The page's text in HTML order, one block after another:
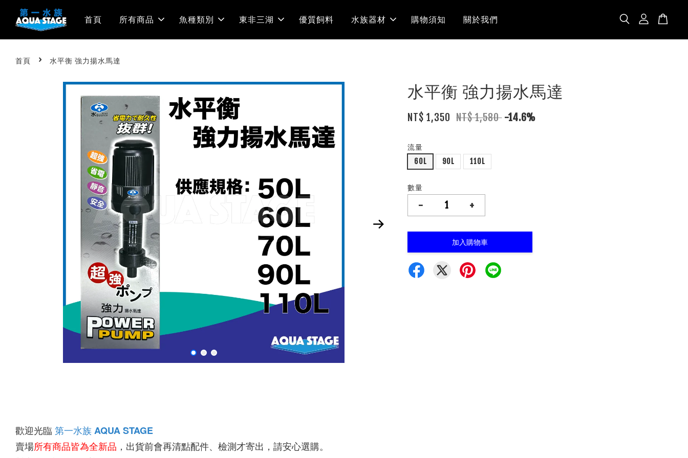
首頁 所有商品 魚種類別 東非三湖 優質飼料 水族器材 購物須知 關於我們
首頁 › 水平衡 強力揚水馬達
水平衡 強力揚水馬達
NT$ 1,350 NT$ 1,580 -14.6%
流量
60L
90L 110L
數量
- +
加入購物車
歡迎光臨 第一水族AQUA STAGE
賣場所有商品皆為全新品 ，出貨前會再清點配件、檢測才寄出，請安心選購。